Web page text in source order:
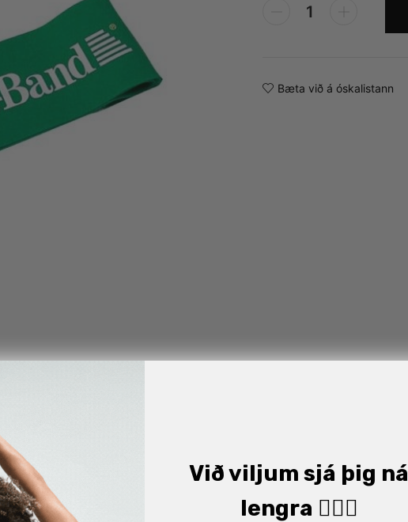
Alternative:
Bæta við á óskalistann
Við viljum sjá þig ná
lengra 🏋🏼‍♂️